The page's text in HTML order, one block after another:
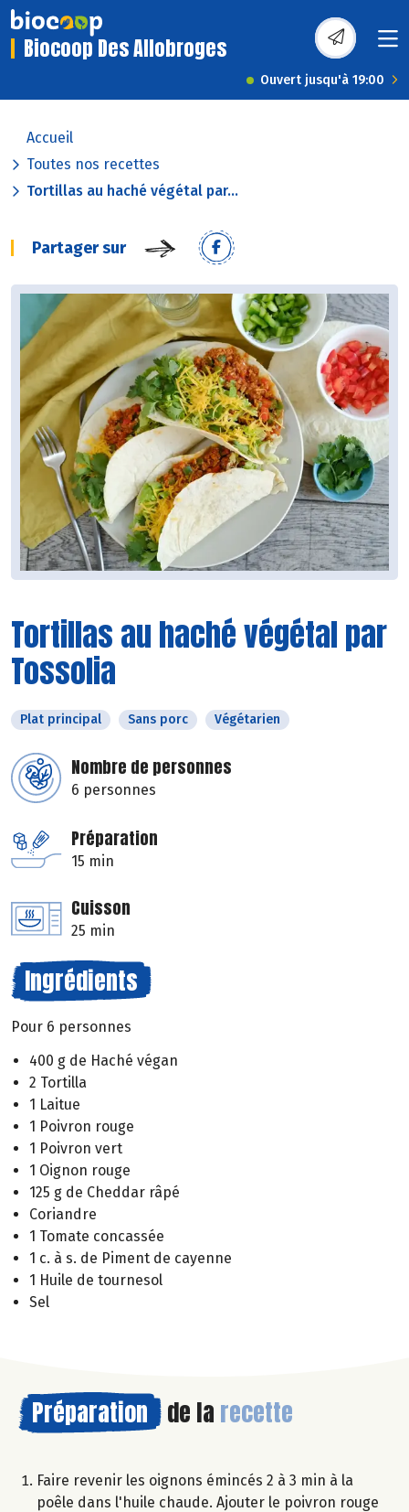
Biocoop Des Allobroges
Ouvert jusqu'à 19:00
Accueil
Toutes nos recettes
Tortillas au haché végétal par...
Partager sur
Tortillas au haché végétal par
Tossolia
Plat principal Sans porc Végétarien
Nombre de personnes
6 personnes
Préparation
15 min
Cuisson
25 min
Ingrédients
Pour 6 personnes
400 g de Haché végan
2 Tortilla
1 Laitue
1 Poivron rouge
1 Poivron vert
1 Oignon rouge
125 g de Cheddar râpé
Coriandre
1 Tomate concassée
1 c. à s. de Piment de cayenne
1 Huile de tournesol
Sel
Préparation de la recette
Faire revenir les oignons émincés 2 à 3 min à la
poêle dans l'huile chaude. Ajouter le poivron rouge